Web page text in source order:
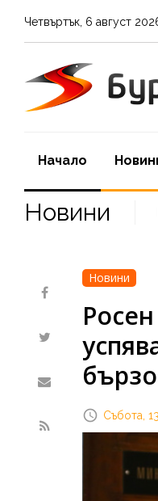
Четвъртък 6 август
Начало
Новини
Новини
бързо
Събота,